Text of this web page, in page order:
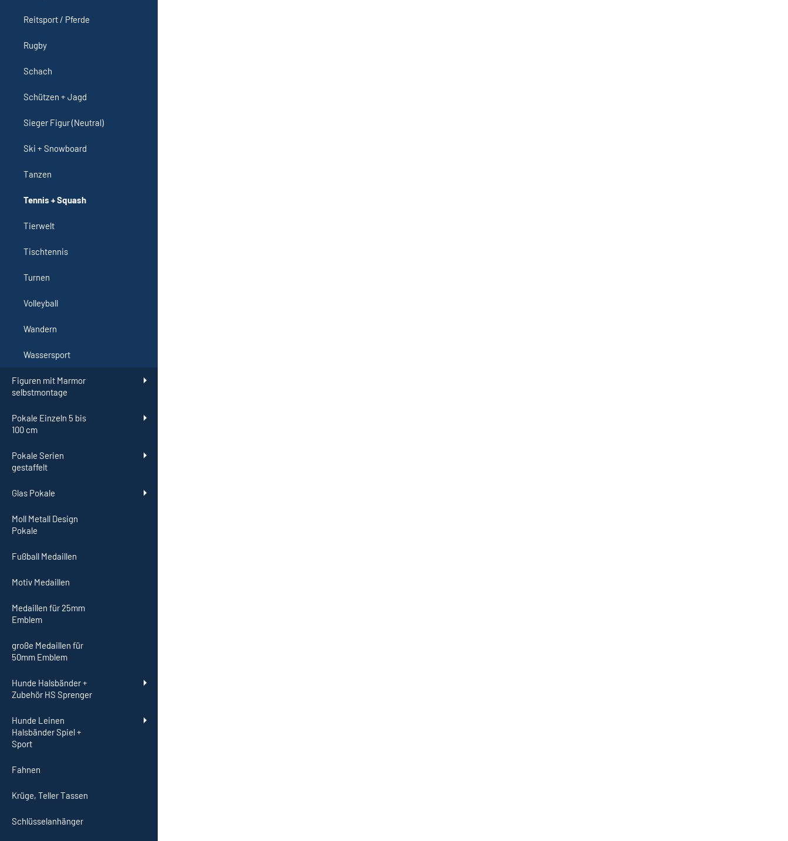
Reitsport / Pferde
Rugby
Schach
Schützen + Jagd
Sieger Figur (Neutral)
Ski + Snowboard
Tanzen
Tennis + Squash
Tierwelt
Tischtennis
Turnen
Volleyball
Wandern
Wassersport
Figuren mit Marmor
selbstmontage
Pokale Einzeln 5 bis
100 cm
Pokale Serien
gestaffelt
Glas Pokale
Moll Metall Design
Pokale
Fußball Medaillen
Motiv Medaillen
Medaillen für 25mm
Emblem
große Medaillen für
50mm Emblem
Hunde Halsbänder +
Zubehör HS Sprenger
Hunde Leinen
Halsbänder Spiel +
Sport
Fahnen
Krüge, Teller Tassen
Schlüsselanhänger